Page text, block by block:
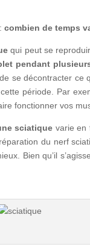
:combien de temps
qui peut se
pendant
se décontracter
période. Par
fonctionner vos
sciatique varie en
du nerf
Bien qu’il